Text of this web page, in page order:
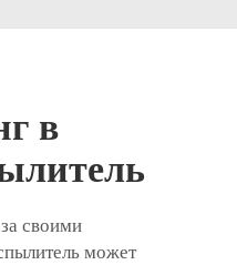
в
своими
может